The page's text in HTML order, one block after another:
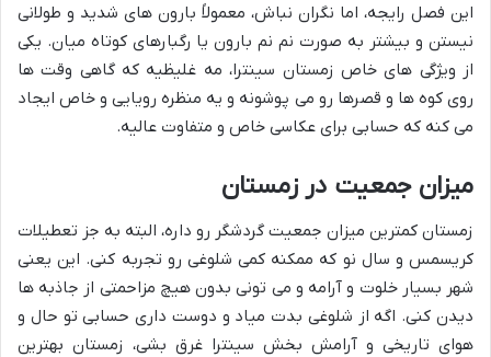
این فصل رایجه، اما نگران نباش، معمولاً بارون های شدید و طولانی
نیستن و بیشتر به صورت نم نم بارون یا رگبارهای کوتاه میان. یکی
از ویژگی های خاص زمستان سینترا، مه غلیظیه که گاهی وقت ها
روی کوه ها و قصرها رو می پوشونه و یه منظره رویایی و خاص ایجاد
می کنه که حسابی برای عکاسی خاص و متفاوت عالیه.
میزان جمعیت در زمستان
زمستان کمترین میزان جمعیت گردشگر رو داره، البته به جز تعطیلات
کریسمس و سال نو که ممکنه کمی شلوغی رو تجربه کنی. این یعنی
شهر بسیار خلوت و آرامه و می تونی بدون هیچ مزاحمتی از جاذبه ها
دیدن کنی. اگه از شلوغی بدت میاد و دوست داری حسابی تو حال و
هوای تاریخی و آرامش بخش سینترا غرق بشی، زمستان بهترین